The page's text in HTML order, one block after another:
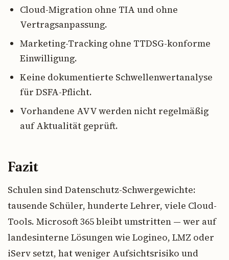
Cloud-Migration ohne TIA und ohne
Vertragsanpassung.
Marketing-Tracking ohne TTDSG-konforme
Einwilligung.
Keine dokumentierte Schwellenwertanalyse
für DSFA-Pflicht.
Vorhandene AVV werden nicht regelmäßig
auf Aktualität geprüft.
Fazit
Schulen sind Datenschutz-Schwergewichte:
tausende Schüler, hunderte Lehrer, viele Cloud-
Tools. Microsoft 365 bleibt umstritten — wer auf
landesinterne Lösungen wie Logineo, LMZ oder
iServ setzt, hat weniger Aufsichtsrisiko und